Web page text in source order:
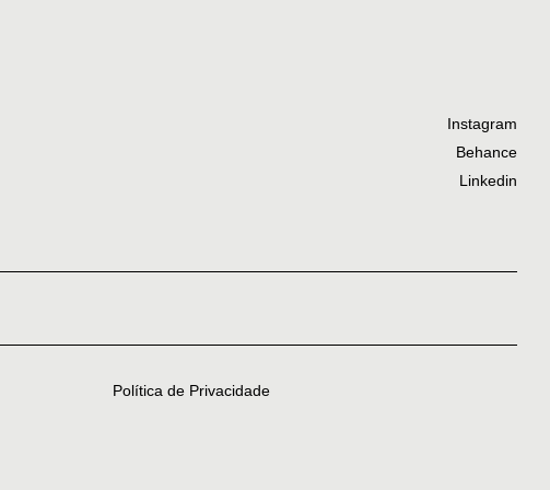
Instagram
Behance
Linkedin
Política de Privacidade